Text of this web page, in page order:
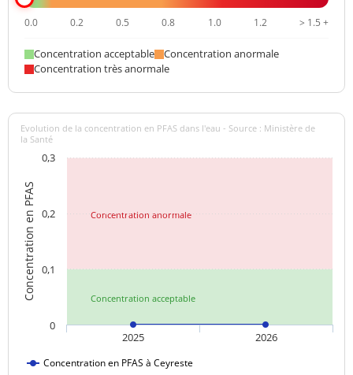
0.0 0.2 0.5 0.8 1.0 1.2 > 1.5 +
Concentration acceptable
Concentration anormale
Concentration très anormale
Concentration acceptable
Concentration anormale
Concentration en PFAS
Evolution de la concentration en PFAS dans l'eau - Source : Ministère de
la Santé
Concentration en PFAS à Ceyreste
2025 2026
0
0,1
0,2
0,3